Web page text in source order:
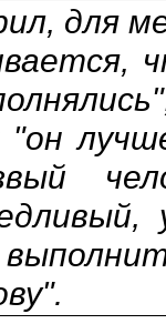
для